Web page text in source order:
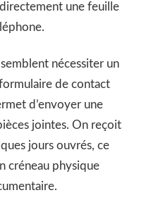
une feuille
nécessiter un
de contact
d’envoyer une
jointes. On reçoit
jours ouvrés, ce
créneau physique